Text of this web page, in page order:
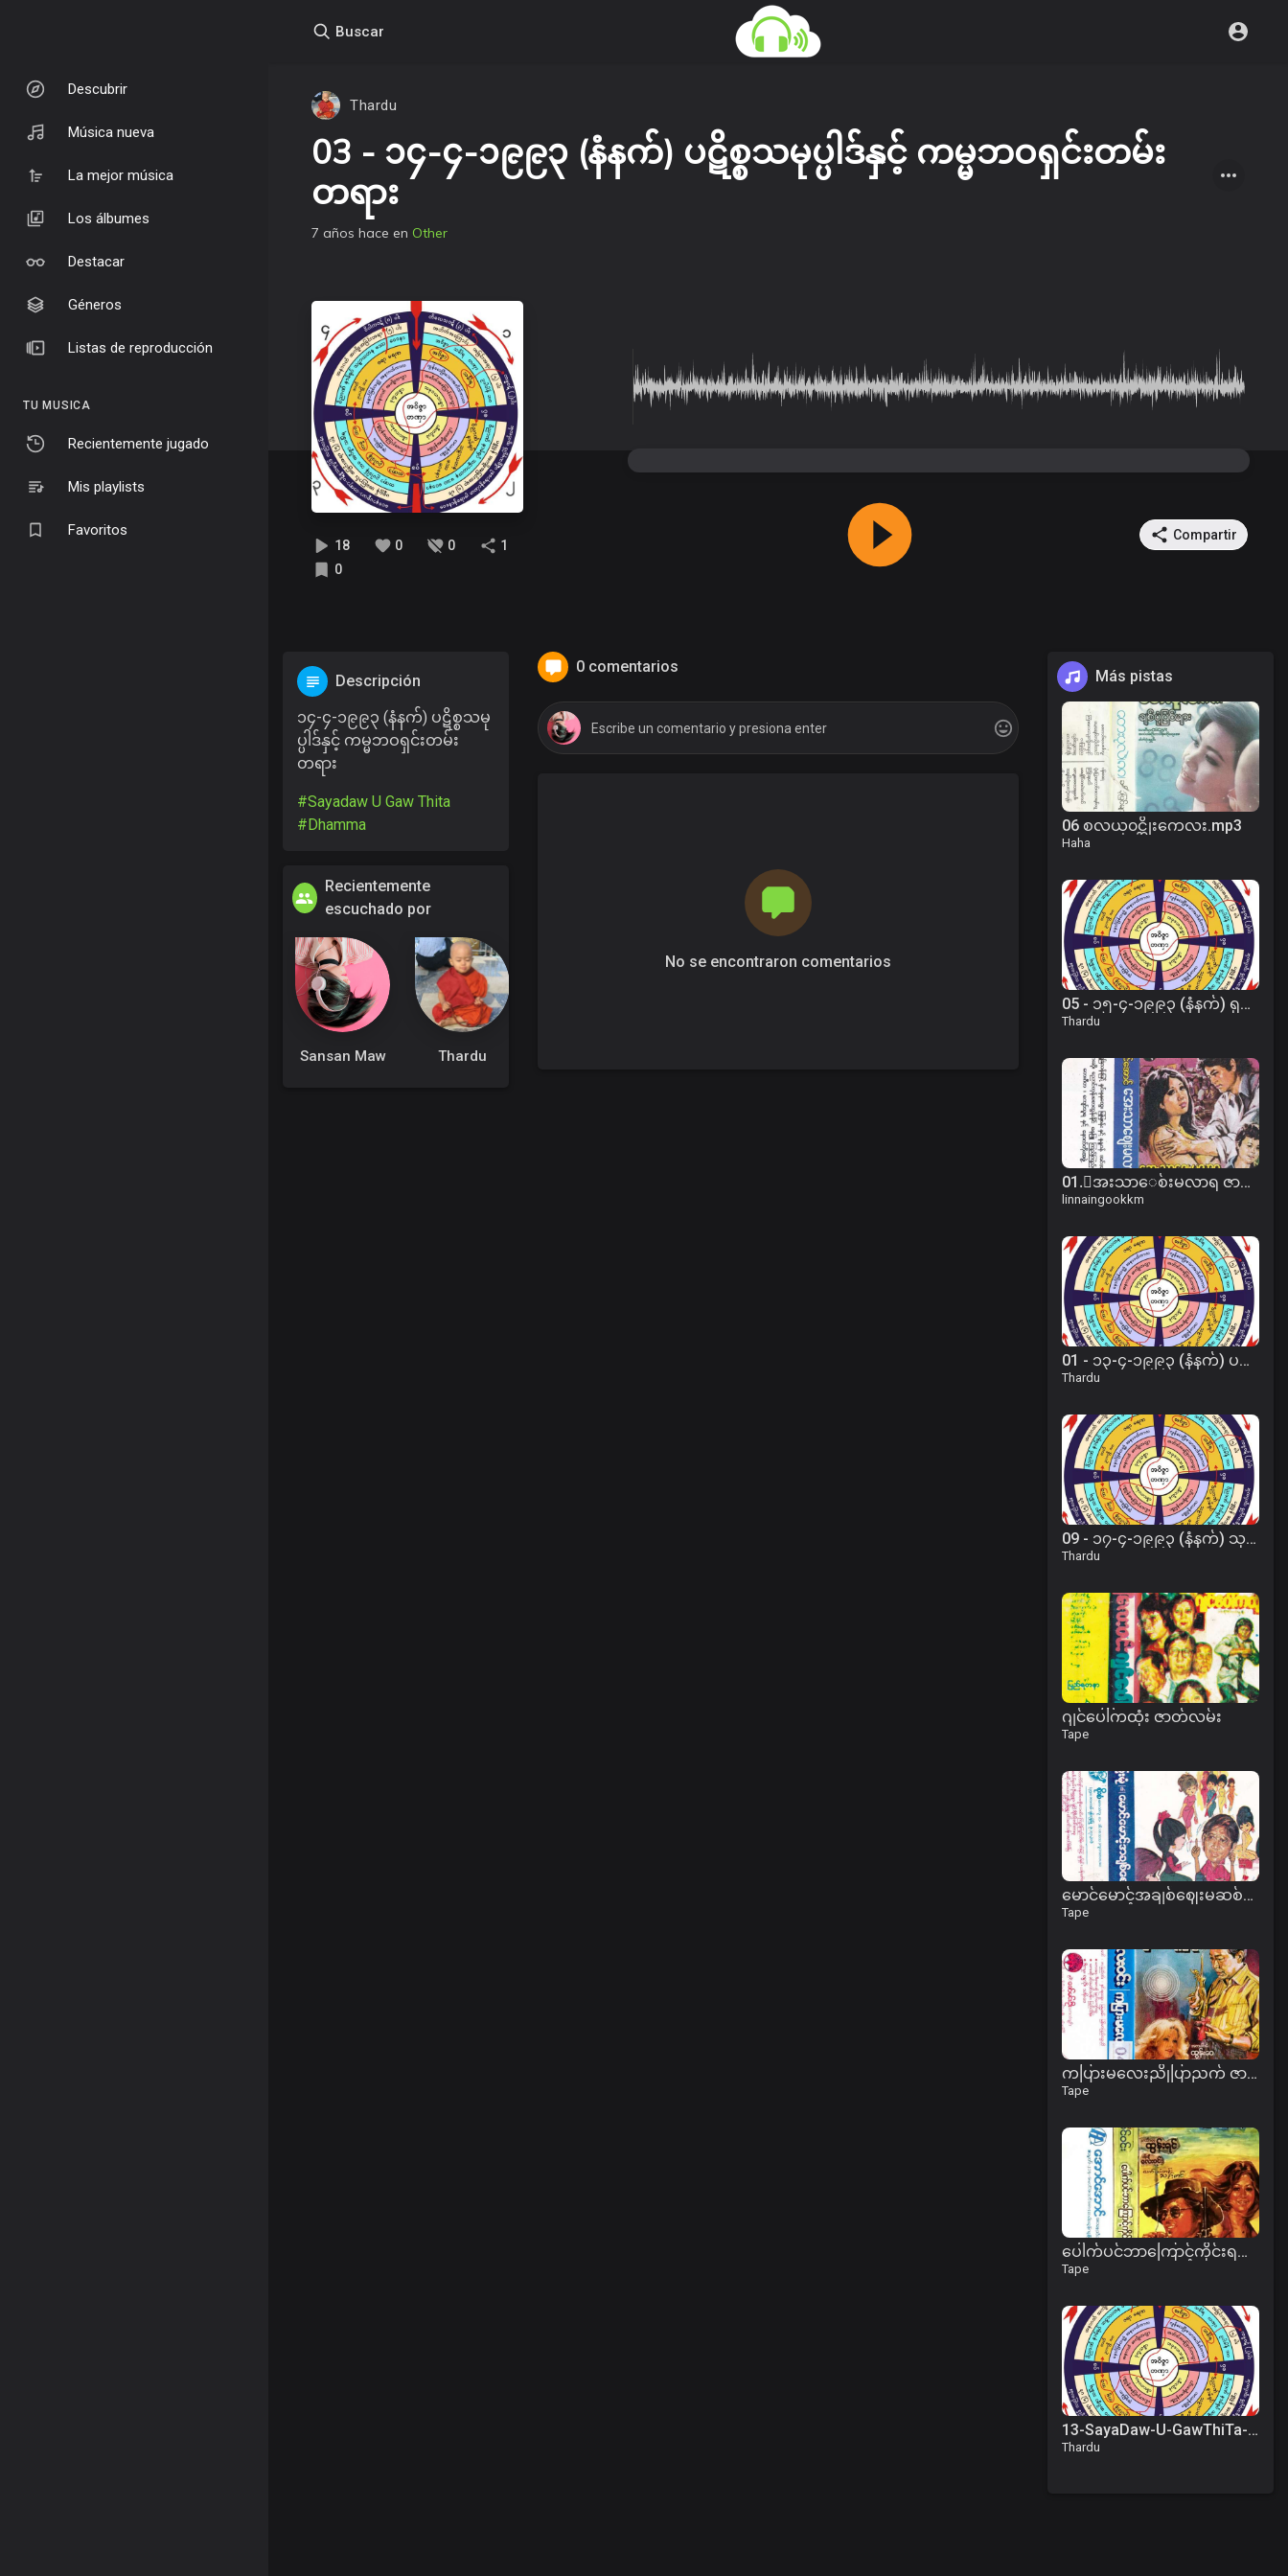
Descubrir
Música nueva
La mejor música
Los álbumes
Destacar
Géneros
Listas de reproducción
TU MUSICA
Recientemente jugado
Mis playlists
Favoritos
Buscar
Thardu
03 - ၁၄-၄-၁၉၉၃ (နံနက်) ပဋိစ္စသမုပ္ပါဒ်နှင့် ကမ္မဘဝရှင်းတမ်း
တရား
7 años hace en Other
18 0 0
1
0
Compartir
0 comentarios
No se encontraron comentarios
Descripción
၁၄-၄-၁၉၉၃ (နံနက်) ပဋိစ္စသမု
ပ္ပါဒ်နှင့် ကမ္မဘဝရှင်းတမ်း
တရား
#Sayadaw U Gaw Thita
#Dhamma
Recientemente
escuchado por
Sansan Maw Thardu
Más pistas
06 စလယ္၀င္အိုးကေလး.mp3
Haha
05 - ၁၅-၄-၁၉၉၃ (နံနက်) ရုပ်နာမ်ခွဲ ပညတ် ပရမတ်ခွဲ တရား
Thardu
01.ေအးသာေစ်းမလာရ ဇာတ္လမ္း (ပထမပိုင္း).mp3
linnaingookkm
01 - ၁၃-၄-၁၉၉၃ (နံနက်) ပဋိစ္စသမုပ္ပါဒ်အခြေခံတရား
Thardu
09 - ၁၇-၄-၁၉၉၃ (နံနက်) သုညတဆိုက်အောင် ရှုပါတရား
Thardu
ဂျင်ပေါ်ကထုံး ဇာတ်လမ်း
Tape
မောင်မောင့်အချစ်ဈေးမဆစ်နဲ့ ဇာတ်လမ်း
Tape
ကပြားမလေးညိုပြာညက် ဇာတ်လမ်း
Tape
ပေါက်ပင်ဘာကြောင့်ကိုင်းရတယ် ဇာတ်လမ်း
Tape
13-SayaDaw-U-GawThiTa-1993-04-19am.mp3
Thardu